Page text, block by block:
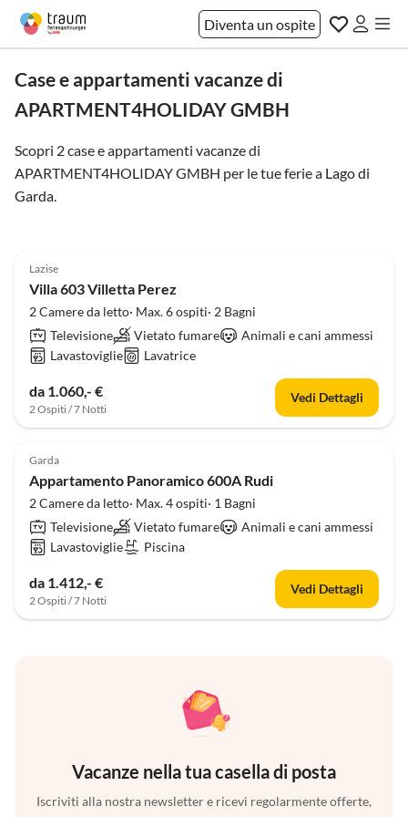
Diventa un ospite
Case e appartamenti vacanze di
APARTMENT4HOLIDAY GMBH
Scopri 2 case e appartamenti vacanze di
APARTMENT4HOLIDAY GMBH per le tue ferie a Lago di
Garda.
Lazise
Villa 603 Villetta Perez
2 Camere da letto· Max. 6 ospiti· 2 Bagni
Televisione
Vietato fumare
Animali e cani ammessi
Lavastoviglie
Lavatrice
da 1.060,- €
2 Ospiti / 7 Notti
Vedi Dettagli
Annuncio in
Alto
Garda
Appartamento Panoramico 600A Rudi
2 Camere da letto· Max. 4 ospiti· 1 Bagni
Televisione
Vietato fumare
Animali e cani ammessi
Lavastoviglie
Piscina
da 1.412,- €
2 Ospiti / 7 Notti
Vedi Dettagli
Vacanze nella tua casella di posta
Iscriviti alla nostra newsletter e ricevi regolarmente offerte,